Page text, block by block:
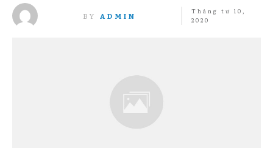
BY ADMIN
Tháng tư 10,
2020